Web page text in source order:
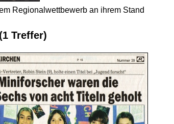
Regional­wett­bewerb an ihrem Stand
(1 Treffer)